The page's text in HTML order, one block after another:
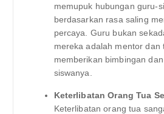
memupuk hubungan guru-
berdasarkan rasa saling
percaya. Guru bukan
mereka adalah mentor dan
memberikan bimbingan
siswanya.
Keterlibatan Orang Tua
Keterlibatan orang tua